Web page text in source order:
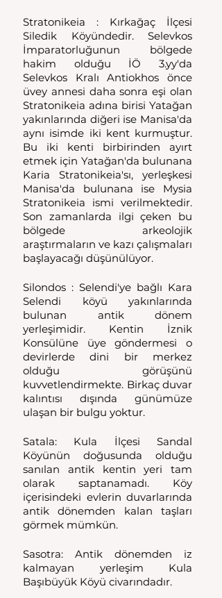
Stratonikeia : Kırkağaç İlçesi
Siledik Köyündedir. Selevkos
İmparatorluğunun bölgede
hakim olduğu İÖ 3.yy'da
Selevkos Kralı Antiokhos önce
üvey annesi daha sonra eşi olan
Stratonikeia adına birisi Yatağan
yakınlarında diğeri ise Manisa'da
aynı isimde iki kent kurmuştur.
Bu iki kenti birbirinden ayırt
etmek için Yatağan'da bulunana
Karia Stratonikeia'sı, yerleşkesi
Manisa'da bulunana ise Mysia
Stratonikeia ismi verilmektedir.
Son zamanlarda ilgi çeken bu
bölgede arkeolojik
araştırmaların ve kazı çalışmaları
başlayacağı düşünülüyor.
Silondos : Selendi'ye bağlı Kara
Selendi köyü yakınlarında
bulunan antik dönem
yerleşimidir. Kentin İznik
Konsülüne üye göndermesi o
devirlerde dini bir merkez
olduğu görüşünü
kuvvetlendirmekte. Birkaç duvar
kalıntısı dışında günümüze
ulaşan bir bulgu yoktur.
Satala: Kula İlçesi Sandal
Köyünün doğusunda olduğu
sanılan antik kentin yeri tam
olarak saptanamadı. Köy
içerisindeki evlerin duvarlarında
antik dönemden kalan taşları
görmek mümkün.
Sasotra: Antik dönemden iz
kalmayan yerleşim Kula
Başıbüyük Köyü civarındadır.